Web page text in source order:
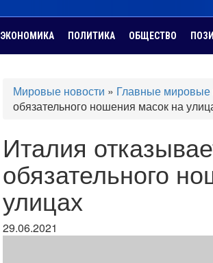
ЭКОНОМИКА ПОЛИТИКА ОБЩЕСТВО
Мировые новости » Главные мировые
обязательного ношения масок на
Италия
обязательного
улицах
29.06.2021